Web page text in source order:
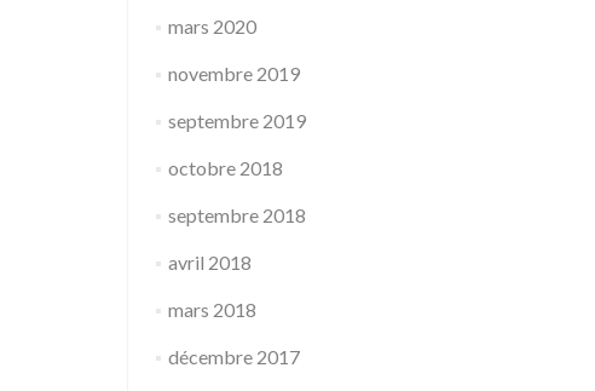
mars 2020
novembre 2019
septembre 2019
octobre 2018
septembre 2018
avril 2018
mars 2018
décembre 2017